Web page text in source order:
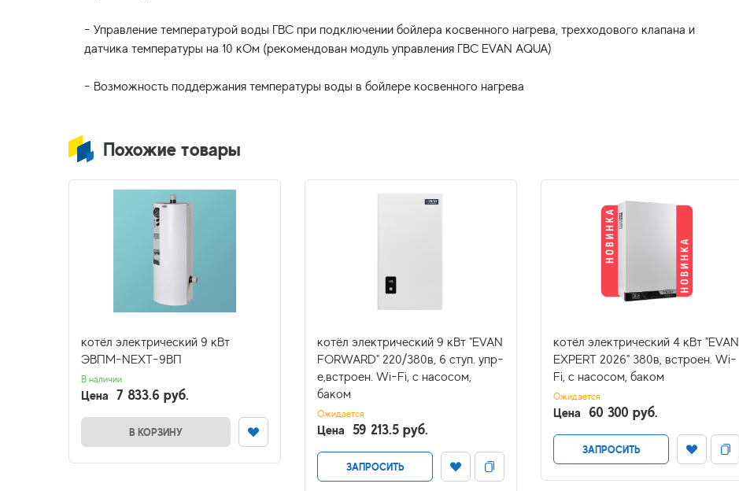
- Управление температурой воды ГВС при подключении бойлера косвенного нагрева, трехходового клапана и
датчика температуры на 10 кОм (рекомендован модуль управления ГВС EVAN AQUA)
Похожие товары
котёл электрический 9 кВт
ЭВПМ-NEXT-9ВП
В наличии
Цена 7 833.6 руб.
В КОРЗИНУ
котёл электрический 9 кВт "EVAN
FORWARD" 220/380в, 6 ступ. упр-
е,встроен. Wi-Fi, с насосом,
баком
Ожидается
Цена 59 213.5 руб.
ЗАПРОСИТЬ
котёл электрический 4 кВт "EVAN
EXPERT 2026" 380в, встроен. Wi-
Fi, с насосом, баком
Ожидается
Цена 60 300 руб.
ЗАПРОСИТЬ